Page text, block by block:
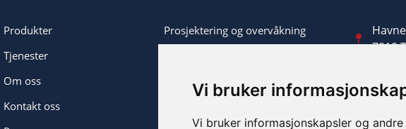
Vi bruker
Vi bruker informasjonskapsler og
Produkter
Tjenester
Om oss
Kontakt oss
Prosjektering og overvåkning
Installering
7010